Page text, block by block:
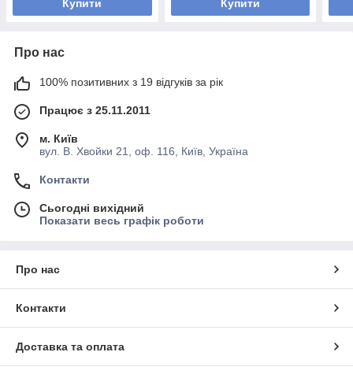
Купити Купити
Про нас
100% позитивних з 19 відгуків за рік
Працює з 25.11.2011
м. Київ
вул. В. Хвойки 21, оф. 116, Київ, Україна
Контакти
Сьогодні вихідний
Показати весь графік роботи
Про нас
Контакти
Доставка та оплата